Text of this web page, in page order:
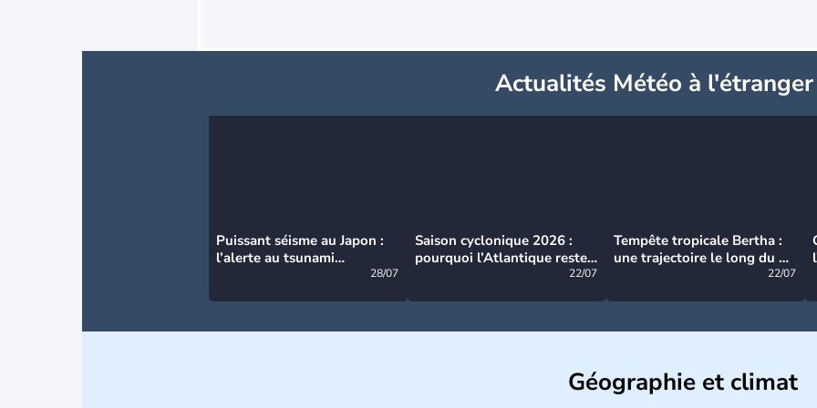
Actualités Météo à l'étranger
Puissant séisme au Japon :
l’alerte au tsunami
28/07
Saison cyclonique 2026 :
pourquoi l’Atlantique reste
22/07
Tempête tropicale Bertha :
une trajectoire le long du du
22/07
Géographie et climat